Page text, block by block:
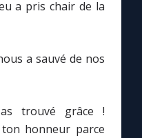
a pris chair de la
a sauvé de nos
trouvé grâce !
honneur parce